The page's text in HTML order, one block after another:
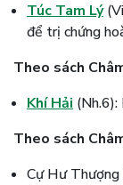
Túc Tam Lý
để trị chứng
Theo sách
Khí Hải
Theo sách
Cự Hư